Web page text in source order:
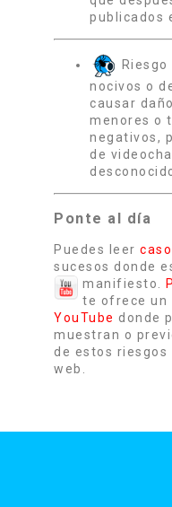
publicados
nocivos o
causar
menores o
negativos,
de
Ponte al día
Puedes leer
sucesos donde
manifiesto.
te ofrece un
YouTube donde
muestran o
de estos riesgos
web.